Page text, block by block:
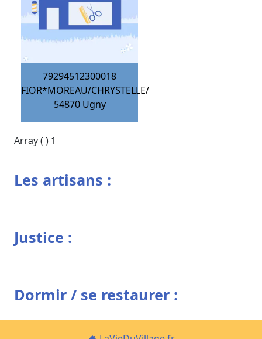
79294512300018
FIOR*MOREAU/CHRYSTELLE/
54870 Ugny
Array ( ) 1
Les artisans :
Justice :
Dormir / se restaurer :